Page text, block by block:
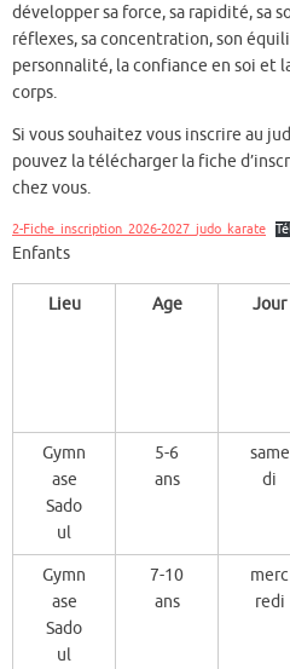
développer sa force, sa rapidité, sa
réflexes, sa concentration, son
personnalité, la confiance en soi et
corps.
Si vous souhaitez vous inscrire au
pouvez la télécharger la fiche
chez vous.
2-Fiche_inscription_2026-2027_judo_karate
Enfants
Lieu Age Jour
Gymn
ase
Sado
ul
5-6
ans
same
di
Gymn
ase
Sado
ul
7-10
ans
merc
redi